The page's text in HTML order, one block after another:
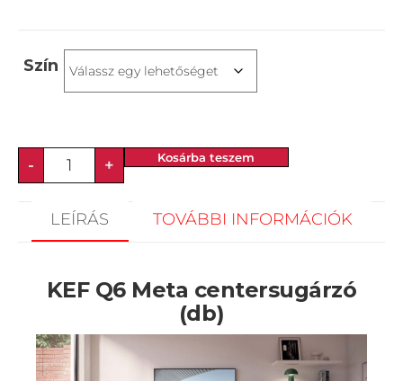
Szín
- + Kosárba teszem
LEÍRÁS TOVÁBBI INFORMÁCIÓK
KEF Q6 Meta centersugárzó
(db)